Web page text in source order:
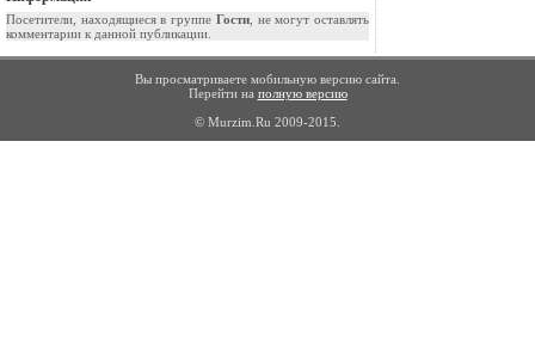
Посетители, находящиеся в группе Гости, не могут оставлять
комментарии к данной публикации.
Вы просматриваете мобильную версию сайта.
Перейти на полную версию
© Murzim.Ru 2009-2015.